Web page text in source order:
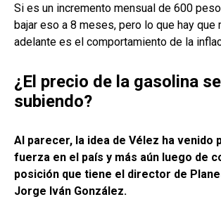
Si es un incremento mensual de 600
bajar eso a 8 meses, pero lo que hay que
adelante es el comportamiento de la
¿El precio de la gasolina
subiendo?
Al parecer, la idea de Vélez ha venido
fuerza en el país y más aún luego de
posición que tiene el director de
Jorge Iván González.